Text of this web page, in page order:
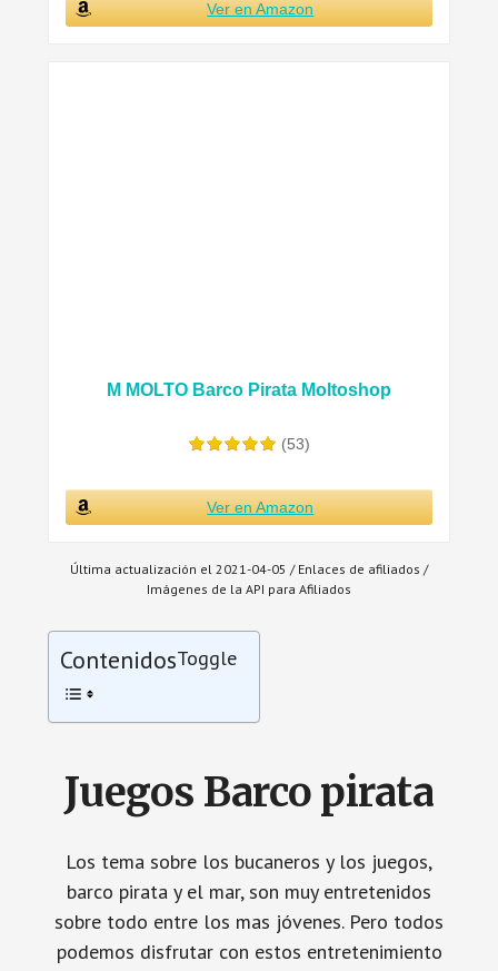
Ver en Amazon
M MOLTO Barco Pirata Moltoshop
(53)
Ver en Amazon
Última actualización el 2021-04-05 / Enlaces de afiliados /
Imágenes de la API para Afiliados
ContenidosToggle
Juegos Barco pirata
Los tema sobre los bucaneros y los juegos,
barco pirata y el mar, son muy entretenidos
sobre todo entre los mas jóvenes. Pero todos
podemos disfrutar con estos entretenimiento